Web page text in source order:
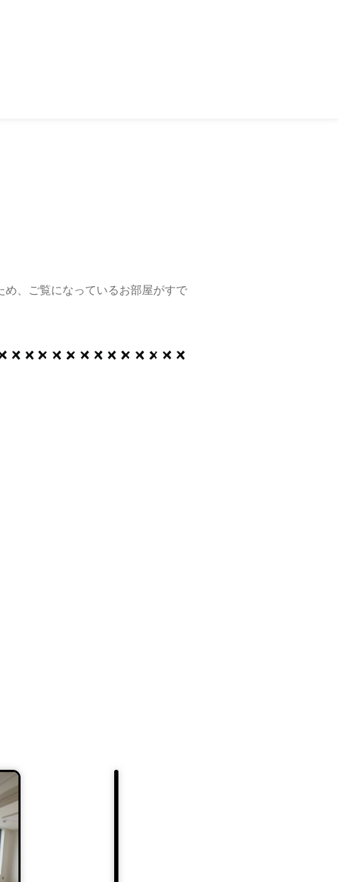
、ご覧になっているお部屋がすで